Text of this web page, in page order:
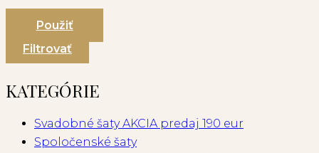
Použiť
Filtrovať
KATEGÓRIE
Svadobné šaty AKCIA predaj 190 eur
Spoločenské šaty